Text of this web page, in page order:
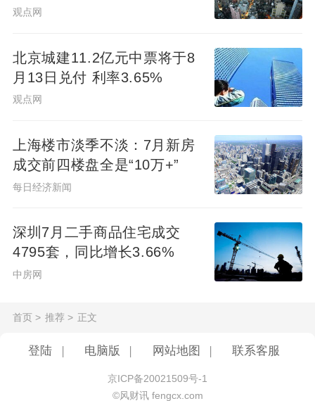
对难题
观点网
北京城建11.2亿元中票将于8
月13日兑付 利率3.65%
观点网
上海楼市淡季不淡：7月新房
成交前四楼盘全是“10万+”
每日经济新闻
深圳7月二手商品住宅成交
4795套，同比增长3.66%
中房网
首页 > 推荐 > 正文
登陆 电脑版 网站地图 联系客服
京ICP备20021509号-1
©风财讯 fengcx.com